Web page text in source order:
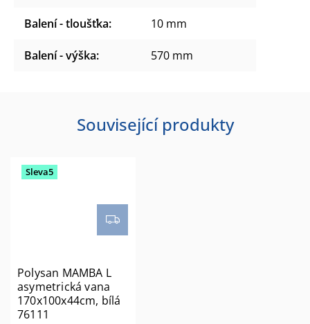
Balení - tloušťka: 10 mm
Balení - výška: 570 mm
Související produkty
Sleva5
Polysan MAMBA L
asymetrická vana
170x100x44cm, bílá
76111